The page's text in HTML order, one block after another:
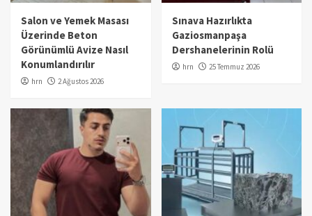
Salon ve Yemek Masası
Üzerinde Beton
Görünümlü Avize Nasıl
Konumlandırılır
hrn 2 Ağustos 2026
Sınava Hazırlıkta
Gaziosmanpaşa
Dershanelerinin Rolü
hrn 25 Temmuz 2026